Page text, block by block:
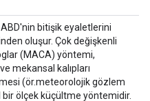
bitişik eyaletlerini
oluşur. Çok değişkenli
(MACA) yöntemi,
mekansal kalıpları
(ör.meteorolojik gözlem
ölçek küçültme yöntemidir.